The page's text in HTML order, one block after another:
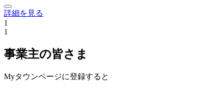
詳細を見る
1
1
事業主の皆さま
Myタウンページに登録すると